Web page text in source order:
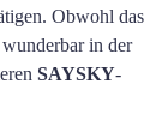
Obwohl das
in der
SAYSKY-